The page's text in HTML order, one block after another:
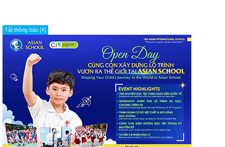
Tắt thông báo [X]